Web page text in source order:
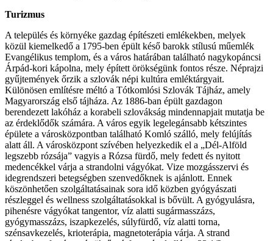
Turizmus
A település és környéke gazdag építészeti emlékekben, melyek
közül kiemelkedő a 1795-ben épült késő barokk stílusú műemlék
Evangélikus templom, és a város határában található nagykopáncsi
Árpád-kori kápolna, mely épített örökségünk fontos része. Néprajzi
gyűjtemények őrzik a szlovák népi kultúra emléktárgyait.
Különösen említésre méltó a Tótkomlósi Szlovák Tájház, amely
Magyarország első tájháza. Az 1886-ban épült gazdagon
berendezett lakóház a korabeli szlovákság mindennapjait mutatja be
az érdeklődők számára. A város egyik legelegánsabb kétszintes
épülete a városközpontban található Komló szálló, mely felújítás
alatt áll. A városközpont szívében helyezkedik el a „Dél-Alföld
legszebb rózsája” vagyis a Rózsa fürdő, mely fedett és nyitott
medencékkel várja a strandolni vágyókat. Vize mozgásszervi és
idegrendszeri betegségben szenvedőknek is ajánlott. Ennek
köszönhetően szolgáltatásainak sora idő közben gyógyászati
részleggel és wellness szolgáltatásokkal is bővült. A gyógyulásra,
pihenésre vágyókat tangentor, víz alatti sugármasszázs,
gyógymasszázs, iszapkezelés, súlyfürdő, víz alatti torna,
szénsavkezelés, krioterápia, magnetoterápia várja. A strand